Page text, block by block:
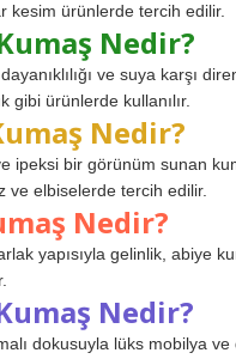
kesim ürünlerde tercih edilir.
Nedir?
ve suya karşı
gibi ürünlerde kullanılır.
Nedir?
ipeksi bir görünüm sunan
ve elbiselerde tercih edilir.
Nedir?
yapısıyla gelinlik, abiye
Nedir?
dokusuyla lüks mobilya ve